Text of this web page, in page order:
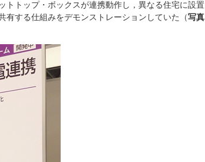
トップ・ボックスが連携動作し，異なる住宅に設置
有する仕組みをデモンストレーションしていた（写真